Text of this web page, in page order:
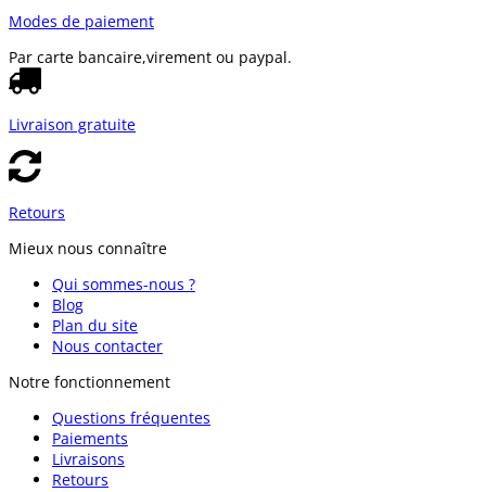
Modes de paiement
Par carte bancaire,virement ou paypal.
Livraison gratuite
Retours
Mieux nous connaître
Qui sommes-nous ?
Blog
Plan du site
Nous contacter
Notre fonctionnement
Questions fréquentes
Paiements
Livraisons
Retours